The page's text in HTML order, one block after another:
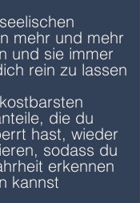
mehr und mehr
und sie immer
rein zu lassen
die du
hast, wieder
sodass du
erkennen
kannst